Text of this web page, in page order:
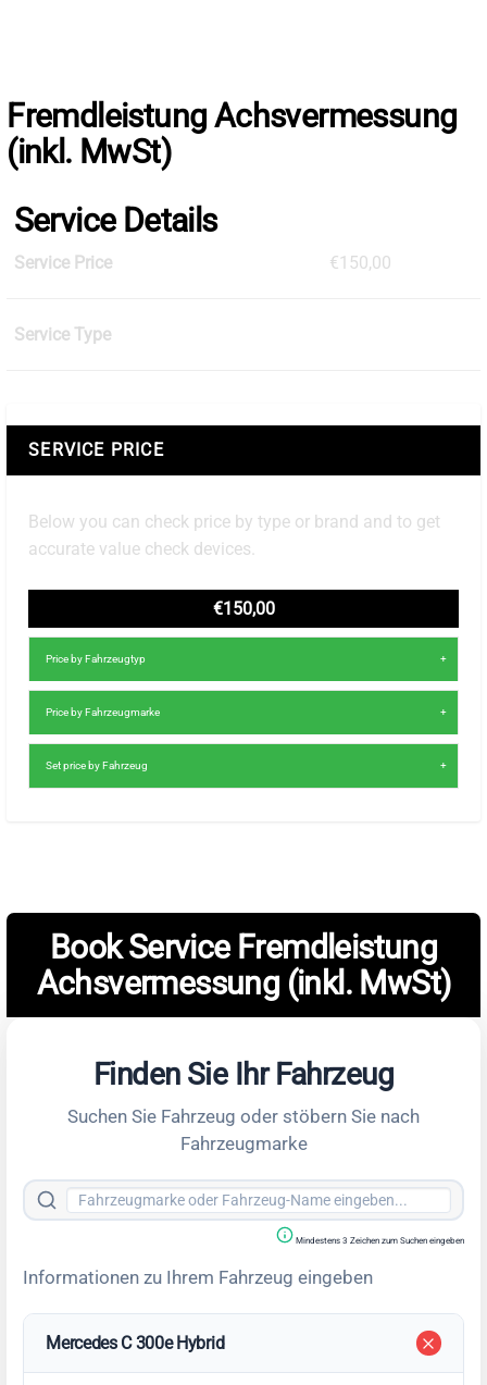
Fremdleistung Achsvermessung
(inkl. MwSt)
Service Details
Service Price €150,00
Service Type
SERVICE PRICE
Below you can check price by type or brand and to get
accurate value check devices.
€150,00
Price by Fahrzeugtyp
Price by Fahrzeugmarke
Set price by Fahrzeug
Book Service Fremdleistung
Achsvermessung (inkl. MwSt)
Finden Sie Ihr Fahrzeug
Suchen Sie Fahrzeug oder stöbern Sie nach
Fahrzeugmarke
Mindestens 3 Zeichen zum Suchen eingeben
Informationen zu Ihrem Fahrzeug eingeben
Mercedes C 300e Hybrid